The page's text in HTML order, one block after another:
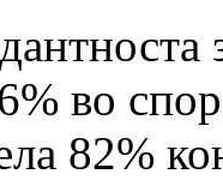
во
82%